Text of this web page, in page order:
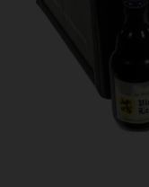
PROMOTIES
Bestellingen